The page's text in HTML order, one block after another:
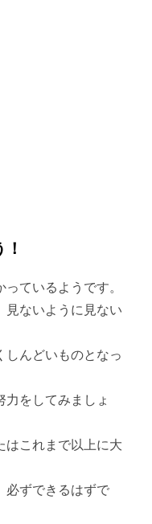
ているようです。
見ないように見ない
んどいものとなっ
をしてみましょ
はこれまで以上に大
必ずできるはずで